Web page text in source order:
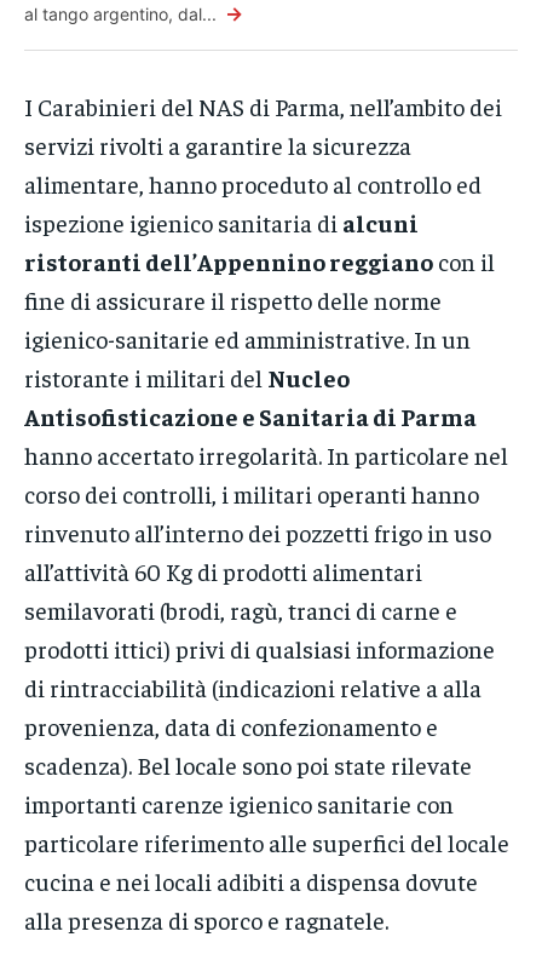
al tango argentino, dal... →
I Carabinieri del NAS di Parma, nell’ambito dei
servizi rivolti a garantire la sicurezza
alimentare, hanno proceduto al controllo ed
ispezione igienico sanitaria di alcuni
ristoranti dell’Appennino reggiano con il
fine di assicurare il rispetto delle norme
igienico-sanitarie ed amministrative. In un
ristorante i militari del Nucleo
Antisofisticazione e Sanitaria di Parma
hanno accertato irregolarità. In particolare nel
corso dei controlli, i militari operanti hanno
rinvenuto all’interno dei pozzetti frigo in uso
all’attività 60 Kg di prodotti alimentari
semilavorati (brodi, ragù, tranci di carne e
prodotti ittici) privi di qualsiasi informazione
di rintracciabilità (indicazioni relative a alla
provenienza, data di confezionamento e
scadenza). Bel locale sono poi state rilevate
importanti carenze igienico sanitarie con
particolare riferimento alle superfici del locale
cucina e nei locali adibiti a dispensa dovute
alla presenza di sporco e ragnatele.